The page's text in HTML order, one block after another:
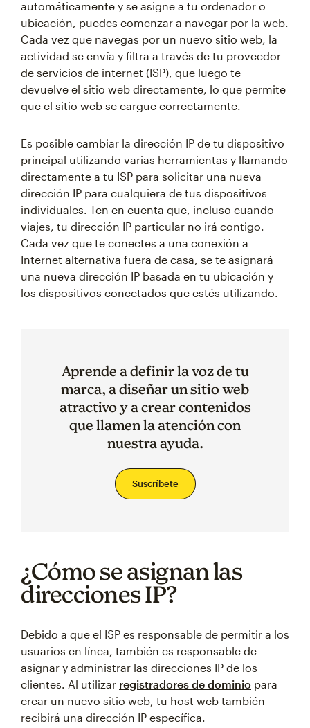
automáticamente y se asigne a tu ordenador o
ubicación, puedes comenzar a navegar por la web.
Cada vez que navegas por un nuevo sitio web, la
actividad se envía y filtra a través de tu proveedor
de servicios de internet (ISP), que luego te
devuelve el sitio web directamente, lo que permite
que el sitio web se cargue correctamente.
Es posible cambiar la dirección IP de tu dispositivo
principal utilizando varias herramientas y llamando
directamente a tu ISP para solicitar una nueva
dirección IP para cualquiera de tus dispositivos
individuales. Ten en cuenta que, incluso cuando
viajes, tu dirección IP particular no irá contigo.
Cada vez que te conectes a una conexión a
Internet alternativa fuera de casa, se te asignará
una nueva dirección IP basada en tu ubicación y
los dispositivos conectados que estés utilizando.
Aprende a definir la voz de tu
marca, a diseñar un sitio web
atractivo y a crear contenidos
que llamen la atención con
nuestra ayuda.
Suscríbete
¿Cómo se asignan las
direcciones IP?
Debido a que el ISP es responsable de permitir a los
usuarios en línea, también es responsable de
asignar y administrar las direcciones IP de los
clientes. Al utilizar registradores de dominio para
crear un nuevo sitio web, tu host web también
recibirá una dirección IP específica.